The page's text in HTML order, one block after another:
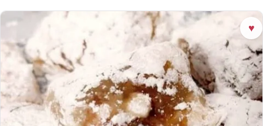
♥